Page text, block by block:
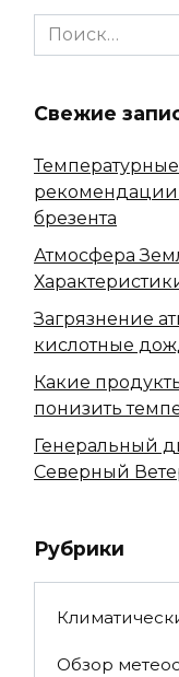
Search
for:
Свежие
рекомендации
брезента
Атмосфера
Загрязнение
кислотные
Какие
понизить
Генеральный
Северный
Рубрики
Обзор